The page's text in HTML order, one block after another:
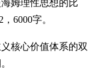
姆理性思想的比
6000字。
核心价值体系的双